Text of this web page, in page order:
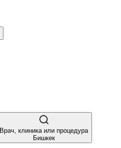
Врач, клиника или процедура
Бишкек